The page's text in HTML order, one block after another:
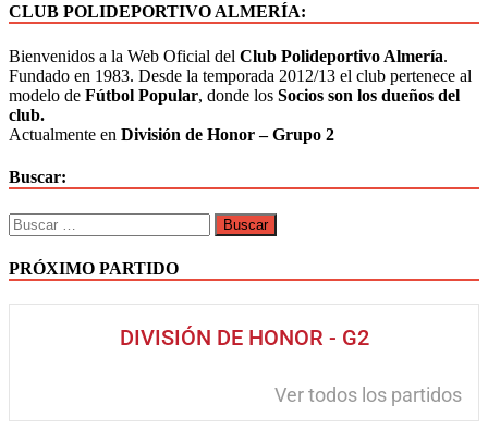
CLUB POLIDEPORTIVO ALMERÍA:
Bienvenidos a la Web Oficial del Club Polideportivo Almería.
Fundado en 1983. Desde la temporada 2012/13 el club pertenece al
modelo de Fútbol Popular, donde los Socios son los dueños del
club.
Actualmente en División de Honor – Grupo 2
Buscar:
PRÓXIMO PARTIDO
DIVISIÓN DE HONOR - G2
Ver todos los partidos